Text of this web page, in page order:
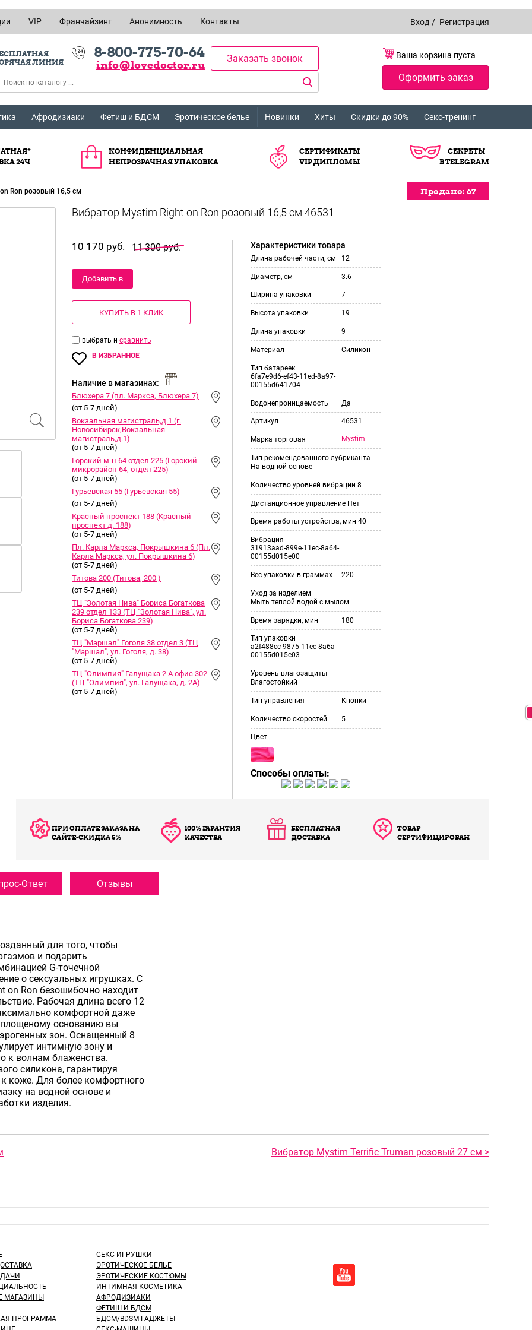
VIP Франчайзинг Анонимность Контакты Вход / Регистрация
ЛИНИЯ
8-800-775-70-64
info@lovedoctor.ru
Заказать звонок Ваша корзина пуста
Оформить заказ
Афродизиаки Фетиш и БДСМ Эротическое белье Новинки Хиты Скидки до 90% Секс-тренинг
24Ч
КОНФИДЕНЦИАЛЬНАЯ
НЕПРОЗРАЧНАЯ УПАКОВКА
СЕРТИФИКАТЫ
VIP ДИПЛОМЫ
СЕКРЕТЫ
В TELEGRAM
Ron розовый 16,5 см Продано: 67
Продано: 67
Продано: 67
Продано: 67
Продано: 67
Продано: 67
Продано: 67
Продано: 67
Продано: 67
Продано: 67
Продано: 67
Продано: 67
10 170 руб. 11 300 руб.
Добавить в
корзину
КУПИТЬ В 1 КЛИК
выбрать и сравнить
В ИЗБРАННОЕ
Наличие в магазинах:
Блюхера 7 (пл. Маркса, Блюхера 7)
(от 5-7 дней)
Вокзальная магистраль,д.1 (г.
Новосибирск,Вокзальная
магистраль,д.1)
(от 5-7 дней)
Горский м-н 64 отдел 225 (Горский
микрорайон 64, отдел 225)
(от 5-7 дней)
Гурьевская 55 (Гурьевская 55)
(от 5-7 дней)
Красный проспект 188 (Красный
проспект д. 188)
(от 5-7 дней)
Пл. Карла Маркса, Покрышкина 6 (Пл.
Карла Маркса, ул. Покрышкина 6)
(от 5-7 дней)
Титова 200 (Титова, 200 )
(от 5-7 дней)
ТЦ "Золотая Нива" Бориса Богаткова
239 отдел 133 (ТЦ "Золотая Нива", ул.
Бориса Богаткова 239)
(от 5-7 дней)
ТЦ "Маршал" Гоголя 38 отдел 3 (ТЦ
"Маршал", ул. Гоголя, д. 38)
(от 5-7 дней)
ТЦ "Олимпия" Галущака 2 А офис 302
(ТЦ "Олимпия", ул. Галущака, д. 2А)
(от 5-7 дней)
Характеристики товара
Длина рабочей части, см 12
Диаметр, см 3.6
Ширина упаковки 7
Высота упаковки 19
Длина упаковки 9
Материал Силикон
Тип батареек
6fa7e9d6-ef43-11ed-8a97-
00155d641704
Водонепроницаемость Да
Артикул 46531
Марка торговая Mystim
Тип рекомендованного лубриканта
На водной основе
Количество уровней вибрации 8
Дистанционное управление Нет
Время работы устройства, мин 40
Вибрация
31913aad-899e-11ec-8a64-
00155d015e00
Вес упаковки в граммах 220
Уход за изделием
Мыть теплой водой с мылом
Время зарядки, мин 180
Тип упаковки
a2f488cc-9875-11ec-8a6a-
00155d015e03
Уровень влагозащиты
Влагостойкий
Тип управления Кнопки
Количество скоростей 5
Цвет
Способы оплаты:
ПРИ ОПЛАТЕ ЗАКАЗА НА
САЙТЕ-СКИДКА 5%
100% ГАРАНТИЯ
КАЧЕСТВА
БЕСПЛАТНАЯ
ДОСТАВКА
ТОВАР
СЕРТИФИЦИРОВАН
Ответ Отзывы
для того, чтобы
и подарить
G-точечной
о сексуальных игрушках. С
Ron безошибочно находит
Рабочая длина всего 12
комфортной даже
основанию вы
зон. Оснащенный 8
интимную зону и
к волнам блаженства.
силикона, гарантируя
коже. Для более комфортного
на водной основе и
изделия.
Вибратор Mystim Terrific Truman розовый 27 см >
МАГАЗИНЫ
ПРОГРАММА
СЕКС ИГРУШКИ
ЭРОТИЧЕСКОЕ БЕЛЬЕ
ЭРОТИЧЕСКИЕ КОСТЮМЫ
ИНТИМНАЯ КОСМЕТИКА
АФРОДИЗИАКИ
ФЕТИШ И БДСМ
БДСМ/BDSM ГАДЖЕТЫ